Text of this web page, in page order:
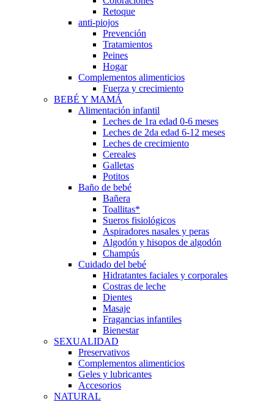
Retoque
anti-piojos
Prevención
Tratamientos
Peines
Hogar
Complementos alimenticios
Fuerza y crecimiento
BEBÉ Y MAMÁ
Alimentación infantil
Leches de 1ra edad 0-6 meses
Leches de 2da edad 6-12 meses
Leches de crecimiento
Cereales
Galletas
Potitos
Baño de bebé
Bañera
Toallitas*
Sueros fisiológicos
Aspiradores nasales y peras
Algodón y hisopos de algodón
Champús
Cuidado del bebé
Hidratantes faciales y corporales
Costras de leche
Dientes
Masaje
Fragancias infantiles
Bienestar
SEXUALIDAD
Preservativos
Complementos alimenticios
Geles y lubricantes
Accesorios
NATURAL